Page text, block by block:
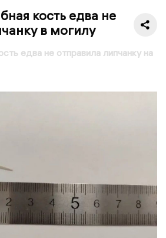
кость едва не
в могилу
едва не отправила липчанку на